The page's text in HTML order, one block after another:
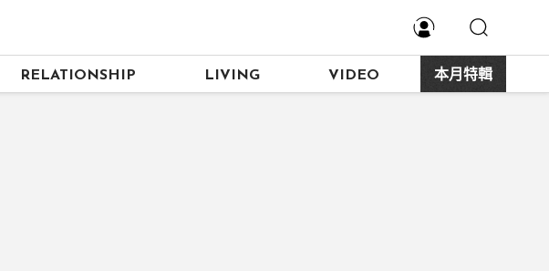
RELATIONSHIP LIVING VIDEO 本月特輯